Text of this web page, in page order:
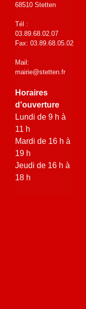
68510 Stetten
Tél :
03.89.68.02.07
Fax: 03.89.68.05.02
Mail:
mairie@stetten.fr
Horaires
d'ouverture
Lundi de 9 h à
11 h
Mardi de 16 h à
19 h
Jeudi de 16 h à
18 h